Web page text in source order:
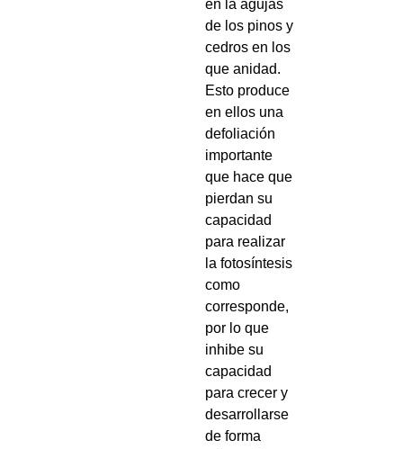
en la agujas
de los pinos y
cedros en los
que anidad.
Esto produce
en ellos una
defoliación
importante
que hace que
pierdan su
capacidad
para realizar
la fotosíntesis
como
corresponde,
por lo que
inhibe su
capacidad
para crecer y
desarrollarse
de forma